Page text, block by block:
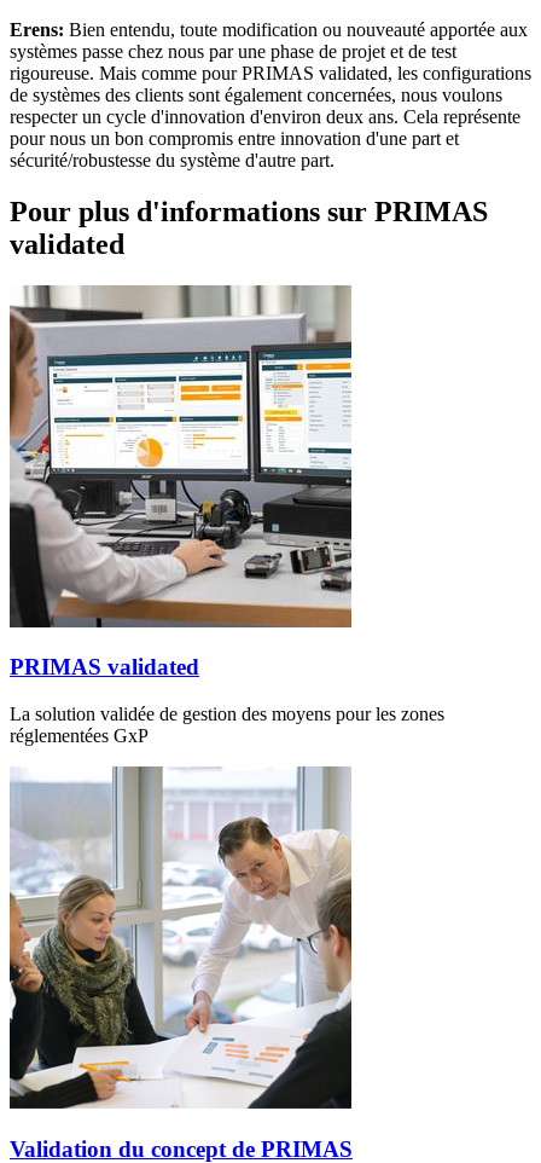
Erens: Bien entendu, toute modification ou nouveauté apportée aux
systèmes passe chez nous par une phase de projet et de test
rigoureuse. Mais comme pour PRIMAS validated, les configurations
de systèmes des clients sont également concernées, nous voulons
respecter un cycle d'innovation d'environ deux ans. Cela représente
pour nous un bon compromis entre innovation d'une part et
sécurité/robustesse du système d'autre part.
Pour plus d'informations sur PRIMAS
validated
PRIMAS validated
La solution validée de gestion des moyens pour les zones
réglementées GxP
Validation du concept de PRIMAS